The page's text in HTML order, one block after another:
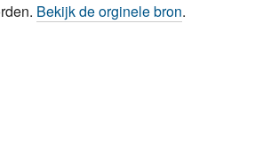
Bekijk de orginele bron.